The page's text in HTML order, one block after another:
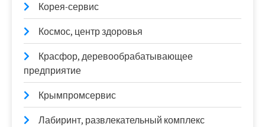
Корея-сервис
Космос, центр здоровья
Красфор, деревообрабатывающее
предприятие
Крымпромсервис
Лабиринт, развлекательный комплекс